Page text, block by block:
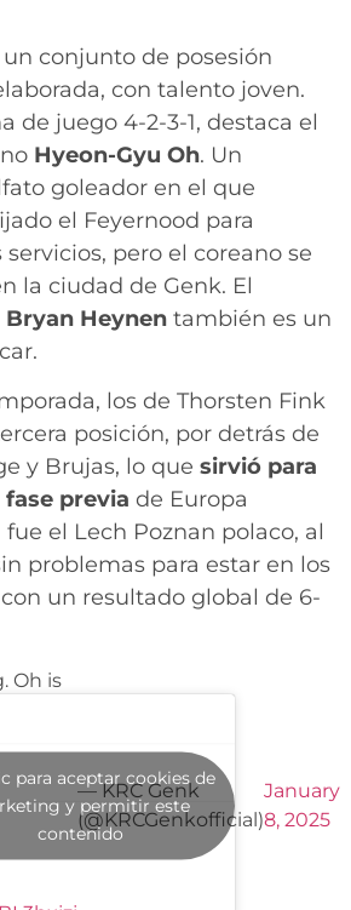
un conjunto de posesión
con talento joven.
de juego 4-2-3-1, destaca el
Hyeon-Gyu Oh. Un
goleador en el que
el Feyernood para
servicios, pero el coreano se
la ciudad de Genk. El
Bryan Heynen también es un
los de Thorsten Fink
posición, por detrás de
y Brujas, lo que sirvió para
previa de Europa
fue el Lech Poznan polaco, al
problemas para estar en los
un resultado global de 6-
Oh is
— KRC Genk
(@KRCGenkofficial)
January
8, 2025
para aceptar cookies de
y permitir este
contenido